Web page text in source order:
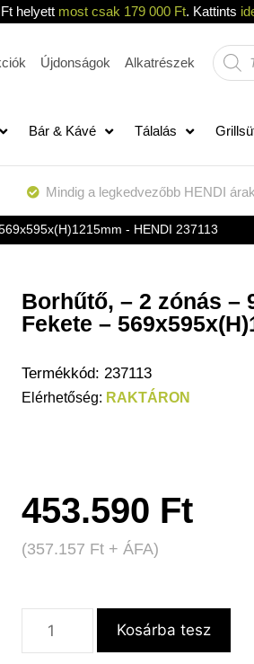
helyett most csak 179 000 Ft. Kattints
Újdonságok Alkatrészek
Bár & Kávé Tálalás
Mindig a legkedvezőbb HENDI árak
- HENDI 237113
Borhűtő, – 2 zónás –
Fekete –
Termékkód: 237113
RAKTÁRON
453.590 Ft
(357.157 Ft + ÁFA)
Kosárba tesz